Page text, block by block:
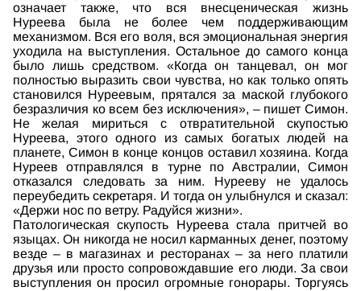
означает также, что вся внесценическая жизнь
Нуреева была не более чем поддерживающим
механизмом. Вся его воля, вся эмоциональная энергия
уходила на выступления. Остальное до самого конца
было лишь средством. «Когда он танцевал, он мог
полностью выразить свои чувства, но как только опять
становился Нуреевым, прятался за маской глубокого
безразличия ко всем без исключения», – пишет Симон.
Не желая мириться с отвратительной скупостью
Нуреева, этого одного из самых богатых людей на
планете, Симон в конце концов оставил хозяина. Когда
Нуреев отправлялся в турне по Австралии, Симон
отказался следовать за ним. Нурееву не удалось
переубедить секретаря. И тогда он улыбнулся и сказал:
«Держи нос по ветру. Радуйся жизни».
Патологическая скупость Нуреева стала притчей во
языцах. Он никогда не носил карманных денег, поэтому
везде – в магазинах и ресторанах – за него платили
друзья или просто сопровождавшие его люди. За свои
выступления он просил огромные гонорары. Торгуясь